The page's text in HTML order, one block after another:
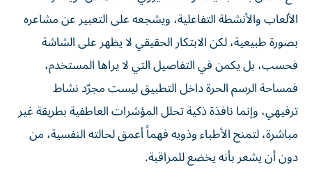
الألعاب والأنشطة التفاعلية، ويشجعه على التعبير عن مشاعره
بصورة طبيعية، لكن الابتكار الحقيقي لا يظهر على الشاشة
فحسب، بل يكمن في التفاصيل التي لا يراها المستخدم،
فمساحة الرسم الحرة داخل التطبيق ليست مجرّد نشاط
ترفيهي، وإنما نافذة ذكية تحلل المؤشرات العاطفية بطريقة غير
مباشرة، لتمنح الأطباء وذويه فهماً أعمق لحالته النفسية، من
دون أن يشعر بأنه يخضع للمراقبة.